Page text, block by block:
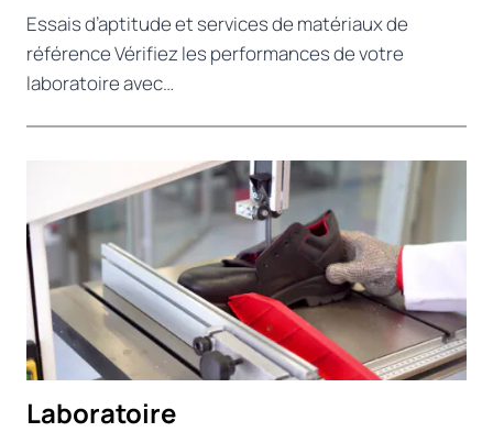
Essais d’aptitude et services de matériaux de
référence Vérifiez les performances de votre
laboratoire avec…
Laboratoire